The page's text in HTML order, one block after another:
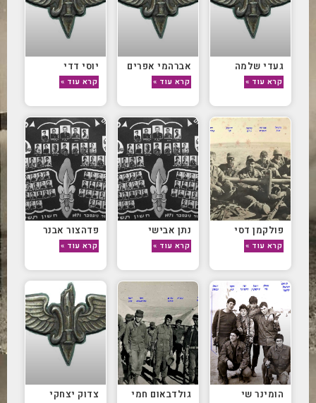
געדי שלמה
קרא עוד »
אברהמי אפרים
קרא עוד »
יוסי דדי
קרא עוד »
פולקמן דסי
קרא עוד »
נתן אבישי
קרא עוד »
פדהצור אבנר
קרא עוד »
הומינר שי גולדבאום חמי צדוק יצחקי